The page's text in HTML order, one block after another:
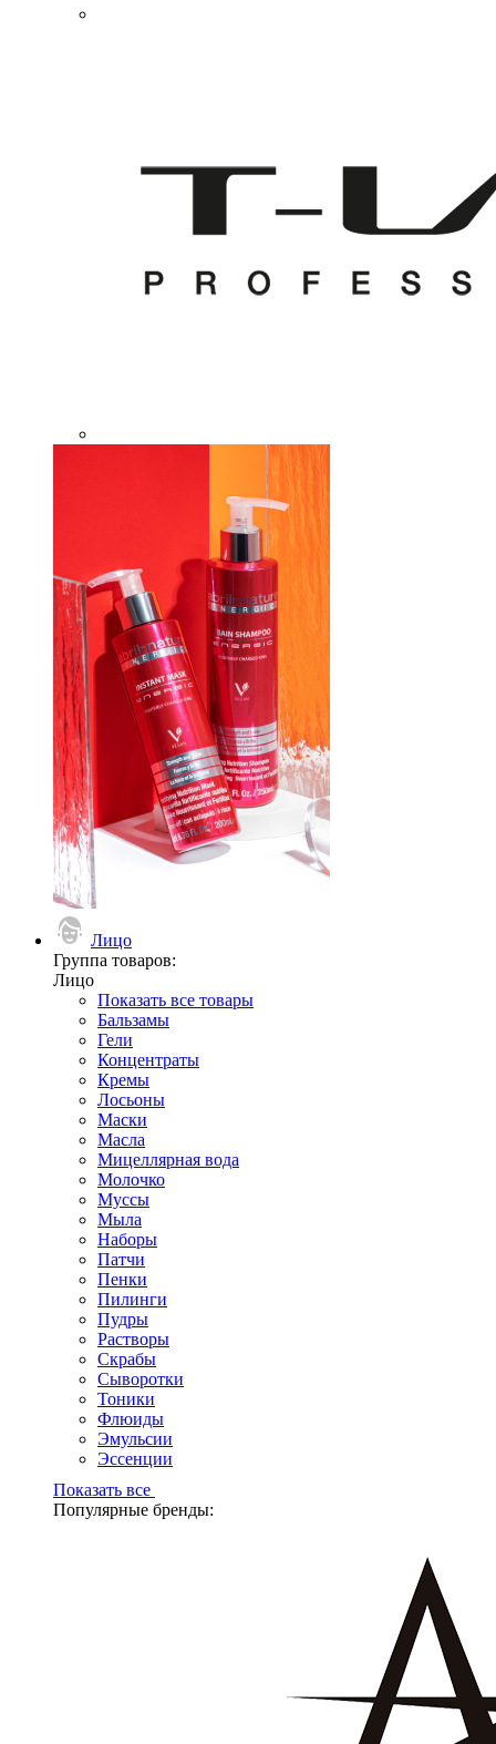
Лицо
Группа товаров:
Лицо
Показать все товары
Бальзамы
Гели
Концентраты
Кремы
Лосьоны
Маски
Масла
Мицеллярная вода
Молочко
Муссы
Мыла
Наборы
Патчи
Пенки
Пилинги
Пудры
Растворы
Скрабы
Сыворотки
Тоники
Флюиды
Эмульсии
Эссенции
Показать все
Популярные бренды: